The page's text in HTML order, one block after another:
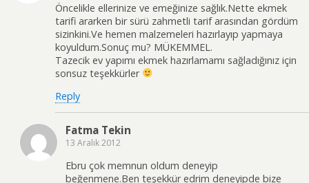
Öncelikle ellerinize ve emeğinize sağlık.Nette ekmek
tarifi ararken bir sürü zahmetli tarif arasından gördüm
sizinkini.Ve hemen malzemeleri hazırlayıp yapmaya
koyuldum.Sonuç mu? MÜKEMMEL.
Tazecik ev yapımı ekmek hazırlamamı sağladığınız için
sonsuz teşekkürler
Reply
Fatma Tekin
13 Aralık 2012
Ebru çok memnun oldum deneyip
beğenmene.Ben teşekkür edrim deneyipde bize